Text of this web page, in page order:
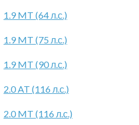
1.9 MT (64 л.с.)
1.9 MT (75 л.с.)
1.9 MT (90 л.с.)
2.0 AT (116 л.с.)
2.0 MT (116 л.с.)